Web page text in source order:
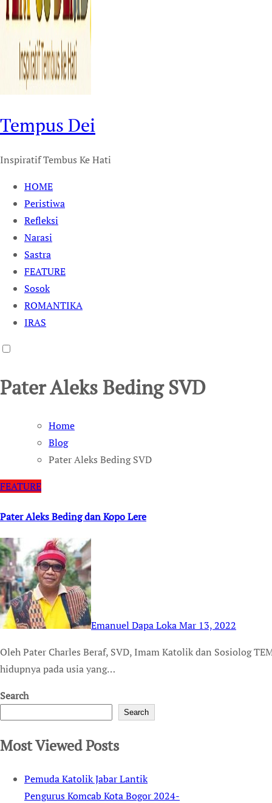
Tempus Dei
Inspiratif Tembus Ke Hati
HOME
Peristiwa
Refleksi
Narasi
Sastra
FEATURE
Sosok
ROMANTIKA
IRAS
Pater Aleks Beding SVD
Home
Blog
Pater Aleks Beding SVD
FEATURE
Pater Aleks Beding dan Kopo Lere
Emanuel Dapa LokaMar 13, 2022
Oleh Pater Charles Beraf, SVD, Imam Katolik dan Sosiolog TEMPUSDEI.ID-Pater Aleks Beding, SVD mengakhiri
hidupnya pada usia yang…
Search
Search
Most Viewed Posts
Pemuda Katolik Jabar Lantik
Pengurus Komcab Kota Bogor 2024-